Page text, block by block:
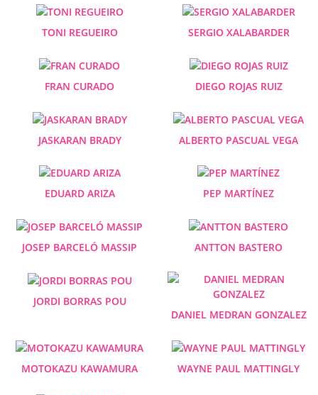
TONI REGUEIRO SERGIO XALABARDER
FRAN CURADO DIEGO ROJAS RUIZ
JASKARAN BRADY ALBERTO PASCUAL VEGA
EDUARD ARIZA PEP MARTÍNEZ
JOSEP BARCELÓ MASSIP ANTTON BASTERO
JORDI BORRAS POU
DANIEL MEDRAN GONZALEZ
MOTOKAZU KAWAMURA WAYNE PAUL MATTINGLY